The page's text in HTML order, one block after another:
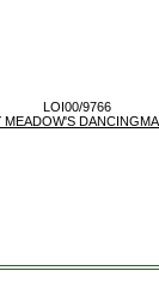
LOI00/9766
MEADOW'S